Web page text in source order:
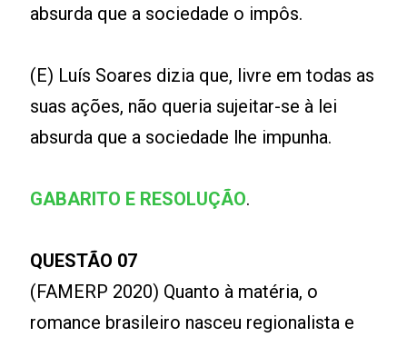
absurda que a sociedade o impôs.
(E) Luís Soares dizia que, livre em todas as
suas ações, não queria sujeitar-se à lei
absurda que a sociedade lhe impunha.
GABARITO E RESOLUÇÃO.
QUESTÃO 07
(FAMERP 2020) Quanto à matéria, o
romance brasileiro nasceu regionalista e